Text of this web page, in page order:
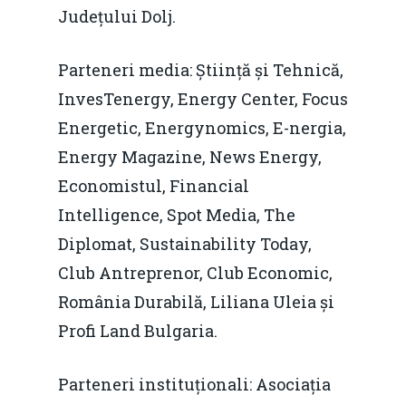
Județului Dolj.
Parteneri media: Știință și Tehnică,
InvesTenergy, Energy Center, Focus
Energetic, Energynomics, E-nergia,
Energy Magazine, News Energy,
Economistul, Financial
Intelligence, Spot Media, The
Diplomat, Sustainability Today,
Club Antreprenor, Club Economic,
România Durabilă, Liliana Uleia și
Profi Land Bulgaria.
Parteneri instituționali: Asociația